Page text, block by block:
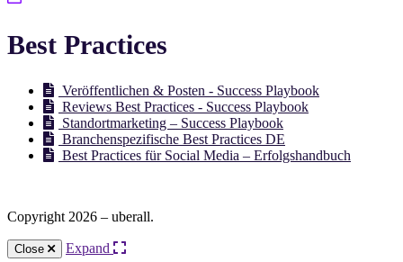
Best Practices
Veröffentlichen & Posten - Success Playbook
Reviews Best Practices - Success Playbook
Standortmarketing – Success Playbook
Branchenspezifische Best Practices DE
Best Practices für Social Media – Erfolgshandbuch
Copyright 2026 – uberall.
Close Expand